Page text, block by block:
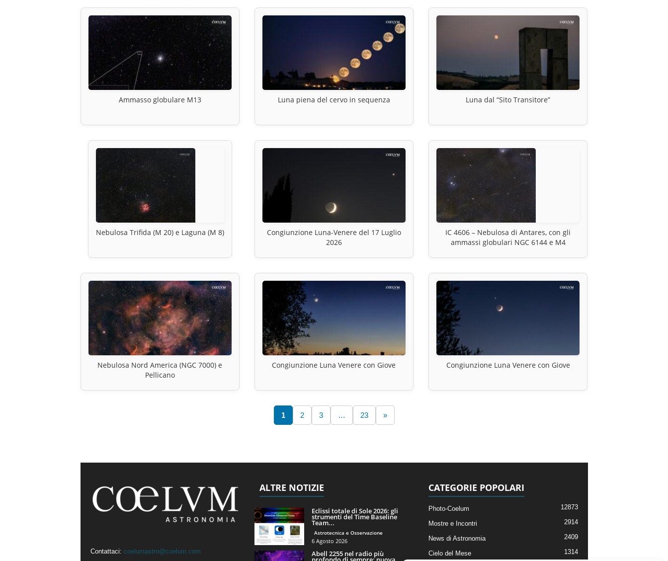
Ammasso globulare M13 Luna piena del cervo in sequenza Luna dal “Sito Transitore”
Nebulosa Trifida (M 20) e Laguna (M 8)
Congiunzione Luna-Venere del 17 Luglio
2026
IC 4606 – Nebulosa di Antares, con gli
ammassi globulari NGC 6144 e M4
Nebulosa Nord America (NGC 7000) e
Pellicano
Congiunzione Luna Venere con Giove Congiunzione Luna Venere con Giove
1 2 3 … 23 »
Contattaci: coelumastro@coelum.com
ALTRE NOTIZIE
Eclissi totale di Sole 2026: gli
strumenti del Time Baseline
Team...
Astrotecnica e Osservazione
6 Agosto 2026
Abell 2255 nel radio più
CATEGORIE POPOLARI
Photo-Coelum 12873
Mostre e Incontri 2914
News di Astronomia 2409
Cielo del Mese 1314